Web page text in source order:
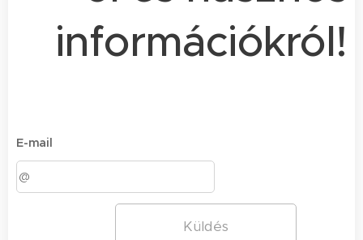
információkról!
E-mail
Küldés